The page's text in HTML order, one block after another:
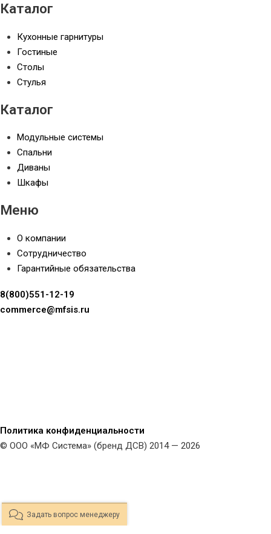
Каталог
Кухонные гарнитуры
Гостиные
Столы
Стулья
Каталог
Модульные системы
Спальни
Диваны
Шкафы
Меню
О компании
Сотрудничество
Гарантийные обязательства
8(800)551-12-19
commerce@mfsis.ru
Политика конфиденциальности
© ООО «МФ Система» (бренд ДСВ) 2014 — 2026
Задать вопрос менеджеру